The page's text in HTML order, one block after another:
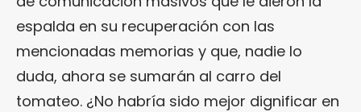
espalda en su recuperación con las
mencionadas memorias y que, nadie lo
duda, ahora se sumarán al carro del
tomateo. ¿No habría sido mejor dignificar en